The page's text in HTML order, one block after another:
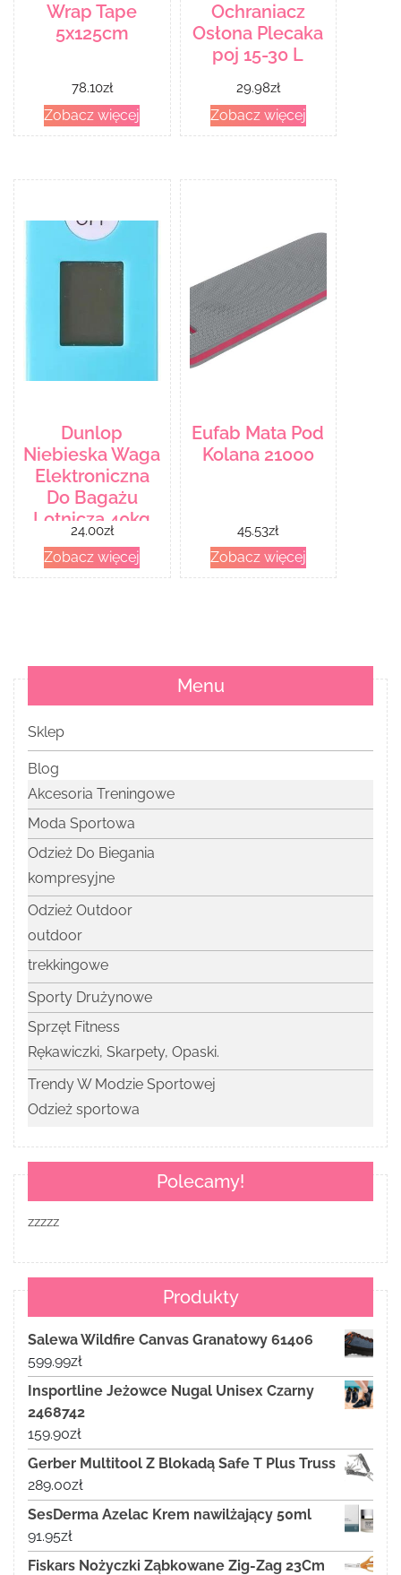
Wrap Tape
5x125cm
78.10zł
Zobacz więcej
Ochraniacz
Osłona Plecaka
poj 15-30 L
29.98zł
Zobacz więcej
Dunlop
Niebieska Waga
Elektroniczna
Do Bagażu
Lotnicza 40kg
Digitalluggagescale
24.00zł
Zobacz więcej
Eufab Mata Pod
Kolana 21000
45.53zł
Zobacz więcej
Menu
Sklep
Blog
Akcesoria Treningowe
Moda Sportowa
Odzież Do Biegania
kompresyjne
Odzież Outdoor
outdoor
trekkingowe
Sporty Drużynowe
Sprzęt Fitness
Rękawiczki, Skarpety, Opaski.
Trendy W Modzie Sportowej
Odzież sportowa
Polecamy!
zzzzz
Produkty
Salewa Wildfire Canvas Granatowy 61406
599.99zł
Insportline Jeżowce Nugal Unisex Czarny
2468742
159.90zł
Gerber Multitool Z Blokadą Safe T Plus Truss
289.00zł
SesDerma Azelac Krem nawilżający 50ml
91.95zł
Fiskars Nożyczki Ząbkowane Zig-Zag 23Cm